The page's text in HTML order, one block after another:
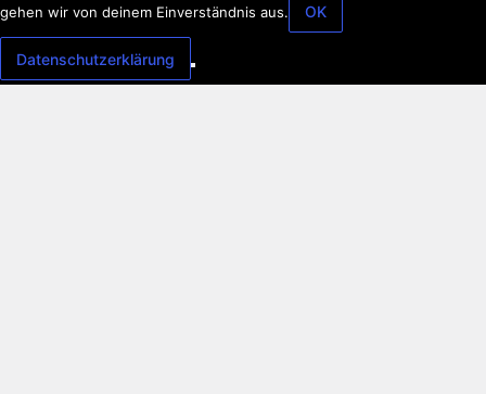
gehen wir von deinem Einverständnis aus.
OK
Datenschutzerklärung